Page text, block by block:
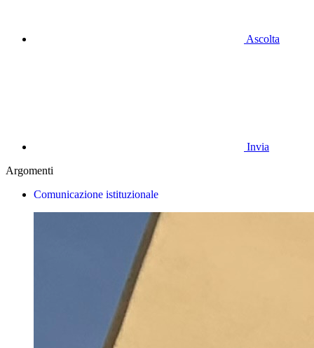
Ascolta
Invia
Argomenti
Comunicazione istituzionale